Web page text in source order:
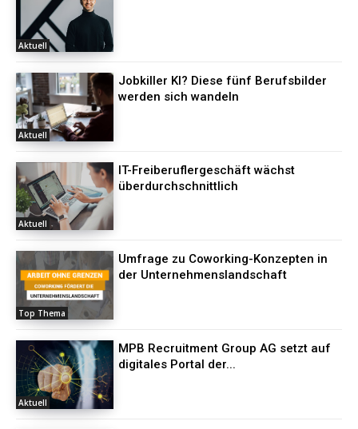
Aktuell
Aktuell
Jobkiller KI? Diese fünf Berufsbilder
werden sich wandeln
Aktuell
IT-Freiberuflergeschäft wächst
überdurchschnittlich
Top Thema
Umfrage zu Coworking-Konzepten in
der Unternehmenslandschaft
Aktuell
MPB Recruitment Group AG setzt auf
digitales Portal der...